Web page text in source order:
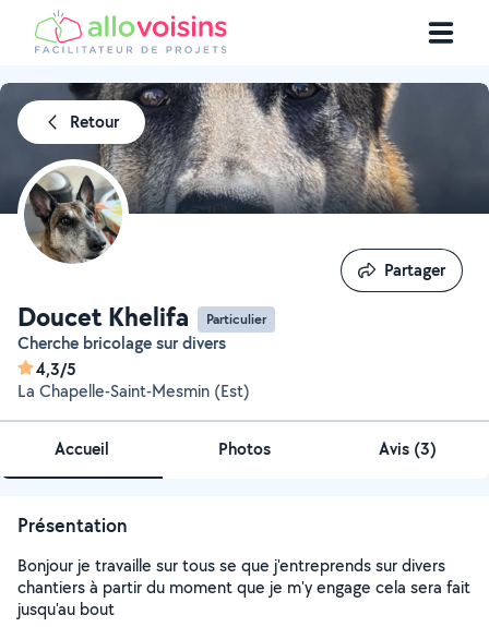
Retour
Doucet Khelifa Particulier
Cherche bricolage sur divers
4,3/5
La Chapelle-Saint-Mesmin (Est)
Partager
Partager
Accueil Photos Avis (3)
Présentation
Bonjour je travaille sur tous se que j'entreprends sur divers
chantiers à partir du moment que je m'y engage cela sera fait
jusqu'au bout